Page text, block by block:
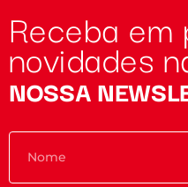
Receba em
novidades
NOSSA